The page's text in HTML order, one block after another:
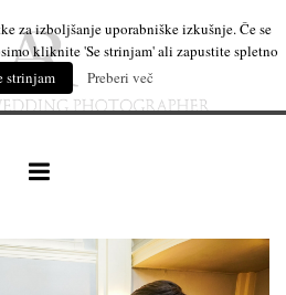
za izboljšanje uporabniške izkušnje. Če se
kliknite 'Se strinjam' ali zapustite spletno
strinjam Preberi več